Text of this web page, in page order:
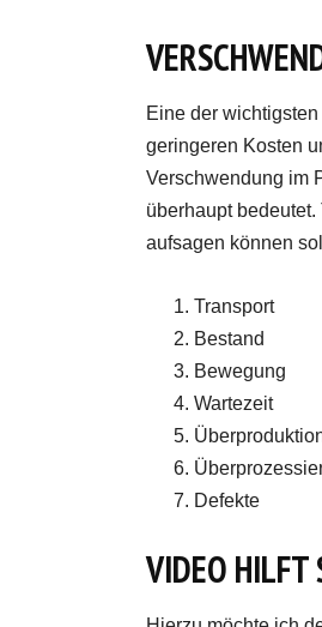
Eine der
geringeren Kosten
Verschwendung im
überhaupt
aufsagen können
Transport
Bestand
Bewegung
Wartezeit
Defekte
VIDEO HILFT